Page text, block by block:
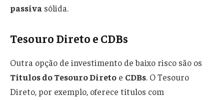
passiva sólida.
Tesouro Direto e CDBs
Outra opção de investimento de baixo risco são os
Títulos do Tesouro Direto e CDBs. O Tesouro
Direto, por exemplo, oferece títulos com